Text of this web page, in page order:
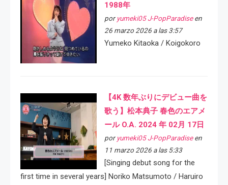
1988年
por yumeki05 J-PopParadiseen
26 marzo 2026 a las 3:57
Yumeko Kitaoka / Koigokoro
【4K 数年ぶりにデビュー曲を
歌う】松本典子 春色のエアメ
ール O.A. 2024 年 02月 17日
por yumeki05 J-PopParadiseen
11 marzo 2026 a las 5:33
[Singing debut song for the
first time in several years] Noriko Matsumoto / Haruiro